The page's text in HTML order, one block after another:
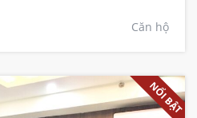
Căn hộ
NỔI BẬT